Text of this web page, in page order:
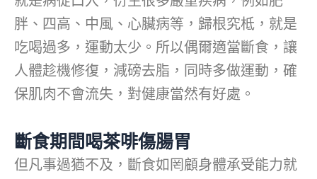
胖、四高、中風、心臟病等，歸根究柢，就是
吃喝過多，運動太少。所以偶爾適當斷食，讓
人體趁機修復，減磅去脂，同時多做運動，確
保肌肉不會流失，對健康當然有好處。
斷食期間喝茶啡傷腸胃
但凡事過猶不及，斷食如罔顧身體承受能力就